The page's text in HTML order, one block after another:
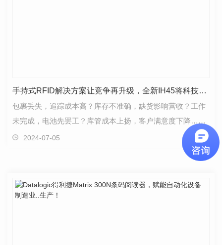
手持式RFID解决方案让竞争再升级，全新IH45将科技一卷到底！
包裹丢失，追踪成本高？库存不准确，缺货影响营收？工作
未完成，电池先罢工？库管成本上扬，客户满意度下降……
零售与仓储需求的持续增长，让原本就繁琐的货品管理…
2024-07-05